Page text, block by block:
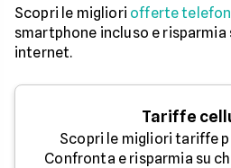
Scopri le migliori offerte
smartphone incluso e risparmia
internet.
Tariffe
Scopri le migliori tariffe
Confronta e risparmia su